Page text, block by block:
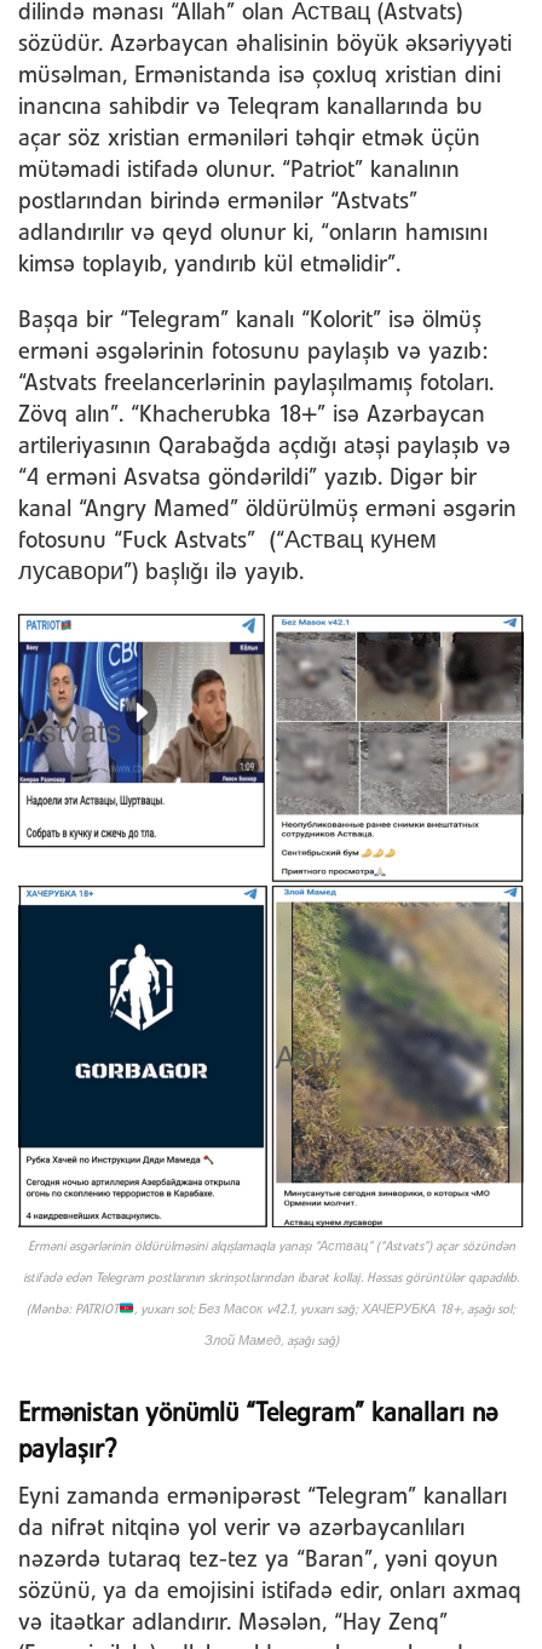
dilində mənası “Allah” olan Аствац (Astvats)
sözüdür. Azərbaycan əhalisinin böyük əksəriyyəti
müsəlman, Ermənistanda isə çoxluq xristian dini
inancına sahibdir və Teleqram kanallarında bu
açar söz xristian erməniləri təhqir etmək üçün
mütəmadi istifadə olunur. “Patriot” kanalının
postlarından birində ermənilər “Astvats”
adlandırılır və qeyd olunur ki, “onların hamısını
kimsə toplayıb, yandırıb kül etməlidir”.
Başqa bir “Telegram” kanalı “Kolorit” isə ölmüş
erməni əsgələrinin fotosunu paylaşıb və yazıb:
“Astvats freelancerlərinin paylaşılmamış fotoları.
Zövq alın”. “Khacherubka 18+” isə Azərbaycan
artileriyasının Qarabağda açdığı atəşi paylaşıb və
“4 erməni Asvatsa göndərildi” yazıb. Digər bir
kanal “Angry Mamed” öldürülmüş erməni əsgərin
fotosunu “Fuck Astvats” (“Аствац кунем
лусавори”) başlığı ilə yayıb.
Erməni əsgərlərinin öldürülməsini alqışlamaqla yanaşı “Аствац” (“Astvats”) açar sözündən
istifadə edən Telegram postlarının skrinşotlarından ibarət kollaj. Həssas görüntülər qapadılıb.
(Mənbə: PATRIOT , yuxarı sol; Без Масок v42.1, yuxarı sağ; ХАЧЕРУБКА 18+, aşağı sol;
Злой Мамед, aşağı sağ)
Ermənistan yönümlü “Telegram” kanalları nə
paylaşır?
Eyni zamanda ermənipərəst “Telegram” kanalları
da nifrət nitqinə yol verir və azərbaycanlıları
nəzərdə tutaraq tez-tez ya “Baran”, yəni qoyun
sözünü, ya da emojisini istifadə edir, onları axmaq
və itaətkar adlandırır. Məsələn, “Hay Zenq”